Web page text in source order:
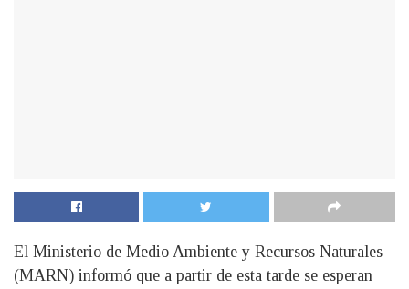
El Ministerio de Medio Ambiente y Recursos Naturales
(MARN) informó que a partir de esta tarde se esperan